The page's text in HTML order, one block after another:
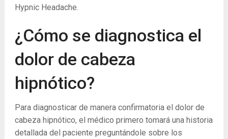
Hypnic Headache.
¿Cómo se diagnostica el
dolor de cabeza
hipnótico?
Para diagnosticar de manera confirmatoria el dolor de
cabeza hipnótico, el médico primero tomará una historia
detallada del paciente preguntándole sobre los